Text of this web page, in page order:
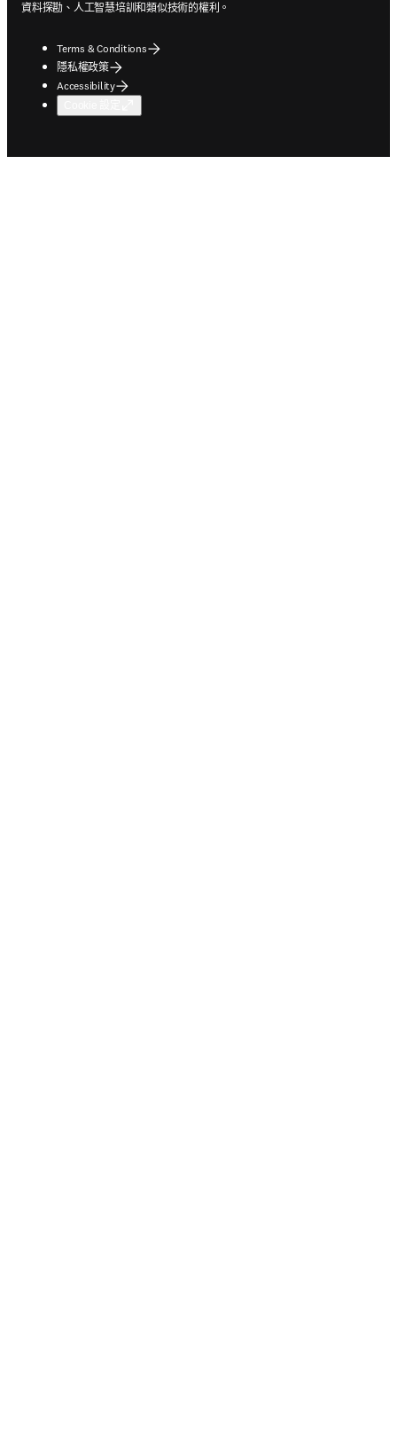
資料探勘、人工智慧培訓和類似技術的權利。
Terms & Conditions
隱私權政策
Accessibility